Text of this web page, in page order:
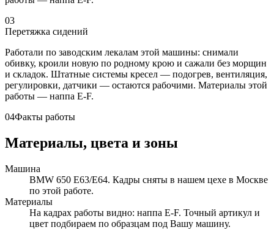
03
Перетяжка сидений
Работали по заводским лекалам этой машины: снимали
обивку, кроили новую по родному крою и сажали без морщин
и складок. Штатные системы кресел — подогрев, вентиляция,
регулировки, датчики — остаются рабочими. Материалы этой
работы — наппа E-F.
04Факты работы
Материалы, цвета и зоны
Машина
BMW 650 E63/E64. Кадры сняты в нашем цехе в Москве
по этой работе.
Материалы
На кадрах работы видно: наппа E-F. Точный артикул и
цвет подбираем по образцам под Вашу машину.